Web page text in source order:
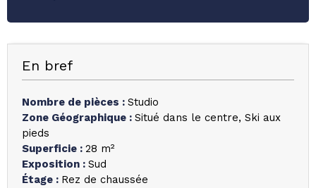
En bref
Nombre de pièces : Studio
Zone Géographique : Situé dans le centre Ski aux
pieds
Superficie : 28 m²
Exposition : Sud
Étage : Rez de chaussée